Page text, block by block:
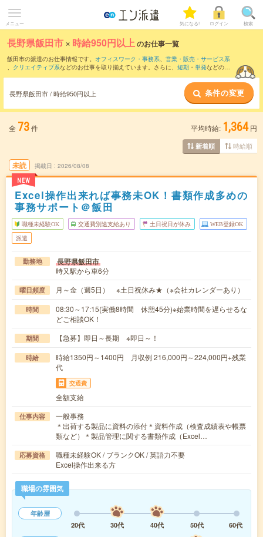
メニュー 気になる! ログイン 検索
長野県飯田市 × 時給950円以上のお仕事一覧
飯田市の派遣のお仕事情報です。 オフィスワーク・事務系、 営業・販売・サービス系
、 クリエイティブ系などのお仕事を取り揃えています。さらに、 短期 ・ 単発などの期
時給1100円以上 ・1800円以上の求人はこちら
当サイトでは法令を遵守し、最低賃金以上の求人のみを掲載しています。
長野県飯田市 / 時給950円以上 条件の変更
全 73件 平均時給: 1,364 円
新着順 時給順
未読
NEW
掲載日 2026/08/08
Excel操作出来れば事務未OK！書類作成多めの
事務サポート＠飯田
職種未経験OK 交通費別途支給あり 土日祝日が休み WEB登録OK
派遣
勤務地 長野県飯田市
時又駅から車6分
曜日頻度 月～金（週5日） ※土日祝休み★（※会社カレンダーあり）
時間
08:30～17:15(実働8時間 休憩45分)※始業時間を遅らせるな
どご相談OK！
期間 【急募】即日～長期 ※即日～！
時給
時給1350円～1400円 月収例 216,000円～224,000円+残業
代
交通費
全額支給
仕事内容
一般事務
＊出荷する製品に資料の添付＊資料作成（検査成績表や帳票
類など）＊製品管理に関する書類作成（Excel…
応募資格
職種未経験OK / ブランクOK / 英語力不要
Excel操作出来る方
職場の雰囲気
年齢層
20代
30代 40代 50代
60代